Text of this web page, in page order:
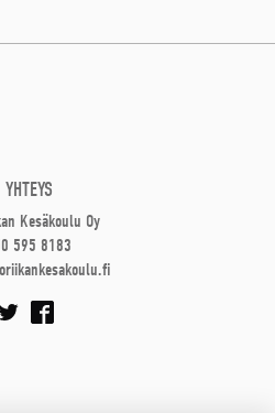
YHTEYS
Kesäkoulu Oy
595 8183